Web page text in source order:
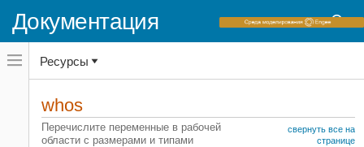
Документация
Переключатель
навигационного
меню
переключатель
навигационного
MATLAB
Основы языка
Ресурсы
whos
Перечислите переменные в рабочей
области с размерами и типами
свернуть все на
странице